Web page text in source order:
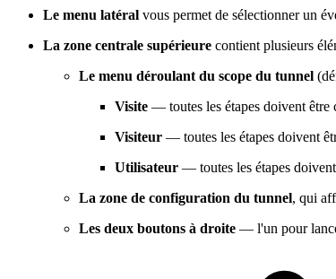
Le menu latéral vous permet de sélectionner un
La zone centrale supérieure contient plusieurs
Le menu déroulant du scope du tunnel
Visite — toutes les étapes doivent être
Visiteur — toutes les étapes doivent
Utilisateur — toutes les étapes
La zone de configuration du tunnel, qui
Les deux boutons à droite — l'un pour